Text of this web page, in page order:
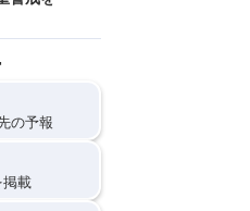
の予報
掲載